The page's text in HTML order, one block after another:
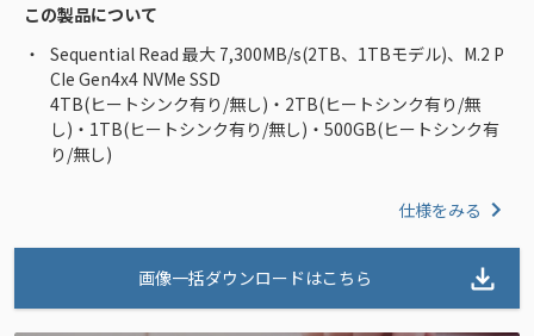
この製品について
Sequential Read 最大 7,300MB/s(2TB、1TBモデル)、M.2 P
CIe Gen4x4 NVMe SSD
4TB(ヒートシンク有り/無し)・2TB(ヒートシンク有り/無
し)・1TB(ヒートシンク有り/無し)・500GB(ヒートシンク有
り/無し)
仕様をみる
画像一括ダウンロードはこちら